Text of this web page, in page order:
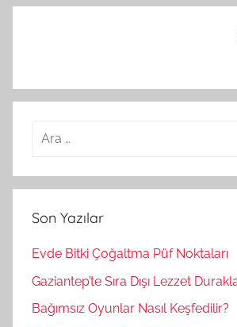
a
a
Son Yazılar
Evde Bitki Çoğaltma Püf Noktaları
Gaziantep’te Sıra Dışı Lezzet
Bağımsız Oyunlar Nasıl Keşfedilir?